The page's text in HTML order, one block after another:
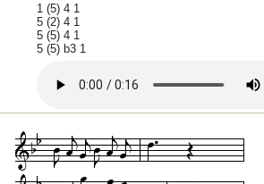
1 (5) 4 1
5 (2) 4 1
5 (5) 4 1
5 (5) b3 1